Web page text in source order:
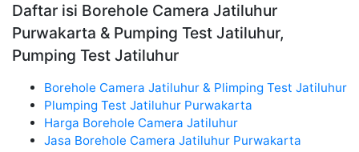
Daftar isi Borehole Camera Jatiluhur
Purwakarta & Pumping Test Jatiluhur,
Pumping Test Jatiluhur
Borehole Camera Jatiluhur & Plimping Test Jatiluhur
Plumping Test Jatiluhur Purwakarta
Harga Borehole Camera Jatiluhur
Jasa Borehole Camera Jatiluhur Purwakarta